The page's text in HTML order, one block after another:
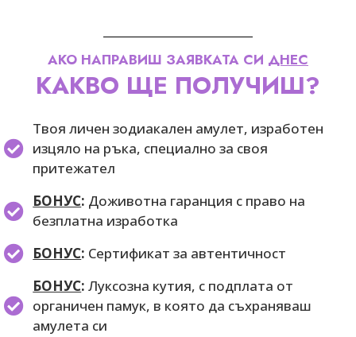
АКО НАПРАВИШ ЗАЯВКАТА СИ ДНЕС
КАКВО ЩЕ ПОЛУЧИШ?
Твоя личен зодиакален амулет, изработен
изцяло на ръка, специално за своя
притежател
БОНУС: Доживотна гаранция с право на
безплатна изработка
БОНУС: Сертификат за автентичност
БОНУС:Луксозна кутия, с подплата от
органичен памук, в която да съхраняваш
амулета си